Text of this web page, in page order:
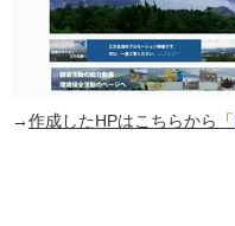
→作成したHPはこちらから「